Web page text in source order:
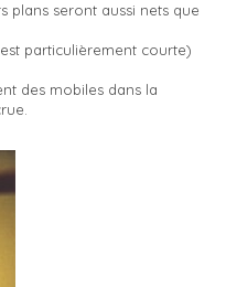
plans seront aussi nets que
particulièrement courte)
des mobiles dans la